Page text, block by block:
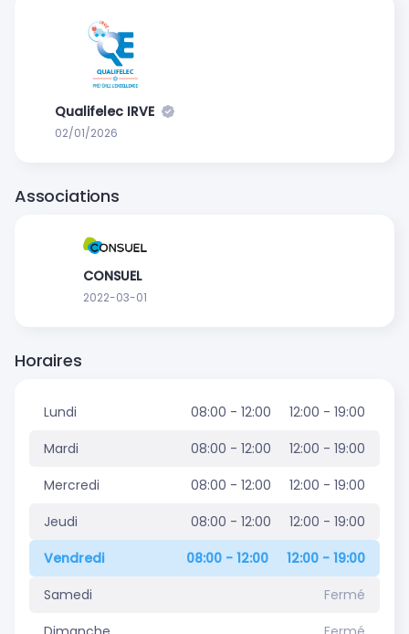
Qualifelec IRVE
02/01/2026
Associations
CONSUEL
2022-03-01
Horaires
Lundi 08:00 - 12:00
12:00 - 19:00
Mardi
08:00 - 12:00
12:00 - 19:00
Mercredi
08:00 - 12:00
12:00 - 19:00
Jeudi
08:00 - 12:00
12:00 - 19:00
Vendredi
08:00 - 12:00
12:00 - 19:00
Samedi
Fermé